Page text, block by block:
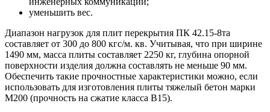
уменьшить вес.
Диапазон нагрузок для плит перекрытия ПК 42.15-8та
составляет от 300 до 800 кгс/м. кв. Учитывая, что при ширине
1490 мм, масса плиты составляет 2250 кг, глубина опорной
поверхности изделия должна составлять не меньше 90 мм.
Обеспечить такие прочностные характеристики можно, если
использовать для изготовления плиты тяжелый бетон марки
М200 (прочность на сжатие класса В15).